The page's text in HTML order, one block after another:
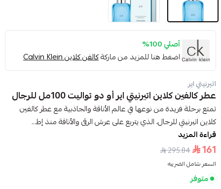
أصلي 100%
اضغط هنا للمزيد من ماركةكالفن كلاين Calvin Klein
اتيرنيتي اير
عطر كالفين كلاين اتيرنيتي اير أو دو تواليت 100مل للرجال
تمتع برحلة فريدة من نوعها في عالم الأناقة والجاذبية مع عطر كالفين
كلاين اتيرنيتي للرجال، الذي يتربع على عرش الرقى والأناقة منذ إط...
قراءة المزيد
161
295.84
السعر شامل الضريبه
متوفر